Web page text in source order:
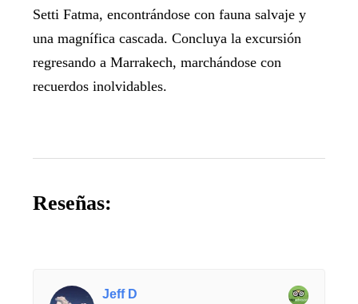
Setti Fatma, encontrándose con fauna salvaje y
una magnífica cascada. Concluya la excursión
regresando a Marrakech, marchándose con
recuerdos inolvidables.
Reseñas:
Jeff D